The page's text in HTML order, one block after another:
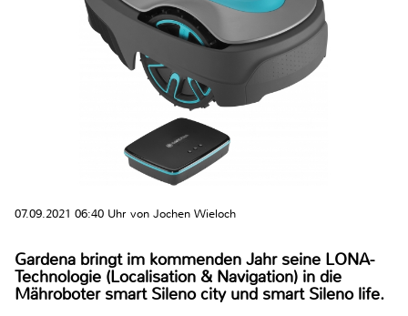
07.09.2021 06:40 Uhr von Jochen Wieloch
Gardena bringt im kommenden Jahr seine LONA-
Technologie (Localisation & Navigation) in die
Mähroboter smart Sileno city und smart Sileno life.